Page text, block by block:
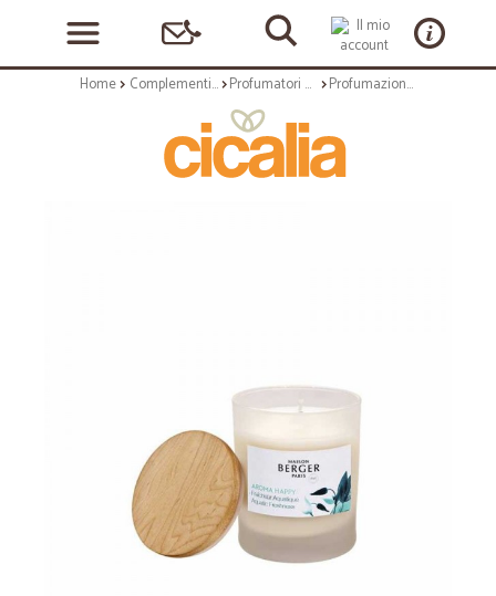
Home Complementi arredo Profumatori ambientali Profumazione ambiente: Candela aroma happy oli essenziali 35 h